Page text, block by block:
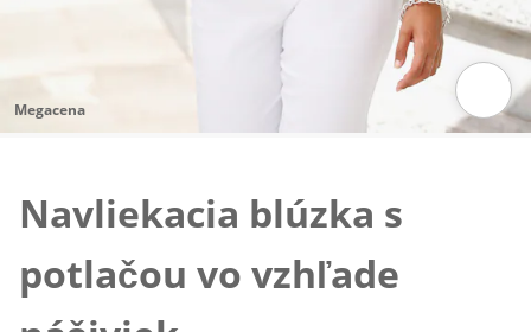
Megacena
Navliekacia blúzka s
potlačou vo vzhľade